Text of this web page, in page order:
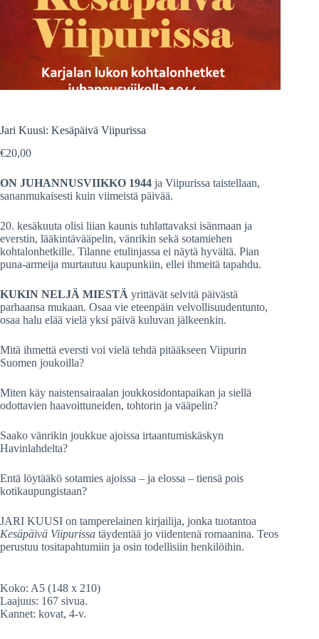
Jari Kuusi: Kesäpäivä Viipurissa
€20,00
ON JUHANNUSVIIKKO 1944 ja Viipurissa taistellaan,
sananmukaisesti kuin viimeistä päivää.
20. kesäkuuta olisi liian kaunis tuhlattavaksi isänmaan ja
everstin, lääkintävääpelin, vänrikin sekä sotamiehen
kohtalonhetkille. Tilanne etulinjassa ei näytä hyvältä. Pian
puna-armeija murtautuu kaupunkiin, ellei ihmeitä tapahdu.
KUKIN NELJÄ MIESTÄ yrittävät selvitä päivästä
parhaansa mukaan. Osaa vie eteenpäin velvollisuudentunto,
osaa halu elää vielä yksi päivä kuluvan jälkeenkin.
Mitä ihmettä eversti voi vielä tehdä pitääkseen Viipurin
Suomen joukoilla?
Miten käy naistensairaalan joukkosidontapaikan ja siellä
odottavien haavoittuneiden, tohtorin ja vääpelin?
Saako vänrikin joukkue ajoissa irtaantumiskäskyn
Havinlahdelta?
Entä löytääkö sotamies ajoissa – ja elossa – tiensä pois
kotikaupungistaan?
JARI KUUSI on tamperelainen kirjailija, jonka tuotantoa
Kesäpäivä Viipurissa täydentää jo viidentenä romaanina. Teos
perustuu tositapahtumiin ja osin todellisiin henkilöihin.
Koko: A5 (148 x 210)
Laajuus: 167 sivua.
Kannet: kovat, 4-v.